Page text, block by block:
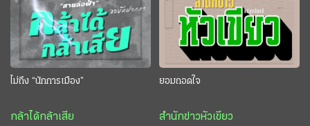
ไม่ถึง “นักการเมือง”
กล้าได้กล้าเสีย
ยอมถอดใจ
สำนักข่าวหัวเขียว